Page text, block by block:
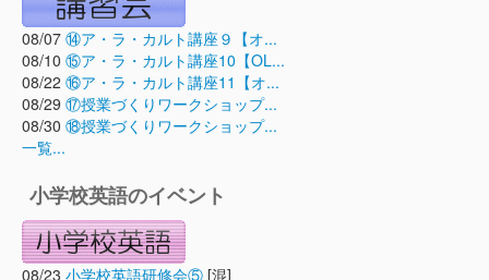
08/07 ⑭ア・ラ・カルト講座９【オ...
08/10 ⑮ア・ラ・カルト講座10【OL...
08/22 ⑯ア・ラ・カルト講座11【オ...
08/29 ⑰授業づくりワークショップ...
08/30 ⑱授業づくりワークショップ...
一覧...
小学校英語のイベント
08/23 小学校英語研修会⑤ [混]